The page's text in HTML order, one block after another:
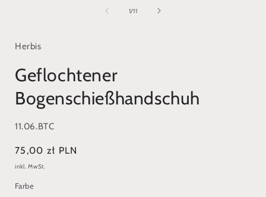
1/von
11
Herbis
Geflochtener
Bogenschießhandschuh
SKU:
11.06.BTC
Normaler
Preis
75,00 zł PLN
inkl. MwSt.
Farbe